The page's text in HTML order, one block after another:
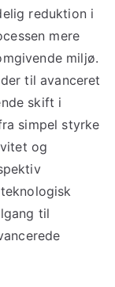
reduktion i
mere
miljø.
til avanceret
skift i
simpel styrke
og
til